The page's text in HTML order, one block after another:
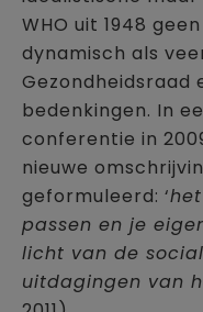
WHO uit 1948
dynamisch als
Gezondheidsraad
bedenkingen. In
conferentie in
nieuwe
geformuleerd: ‘
passen en je
licht van de
uitdagingen van